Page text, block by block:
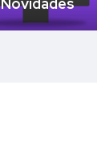
Novidades